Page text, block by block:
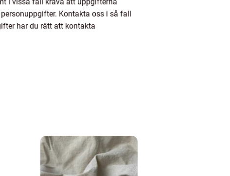
Kontakta oss i så fall
har du rätt att kontakta